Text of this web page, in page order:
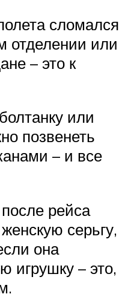
сломался
отделении или
– это к
или
позвенеть
– и все
рейса
серьгу,
она
игрушку – это,